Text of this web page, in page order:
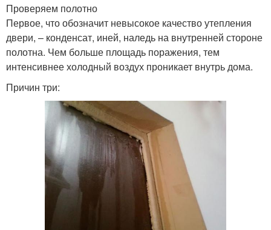
Проверяем полотно
Первое, что обозначит невысокое качество утепления
двери, – конденсат, иней, наледь на внутренней стороне
полотна. Чем больше площадь поражения, тем
интенсивнее холодный воздух проникает внутрь дома.
Причин три: